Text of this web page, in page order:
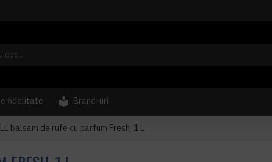
fidelitate Brand-uri
balsam de rufe cu parfum Fresh, 1 L